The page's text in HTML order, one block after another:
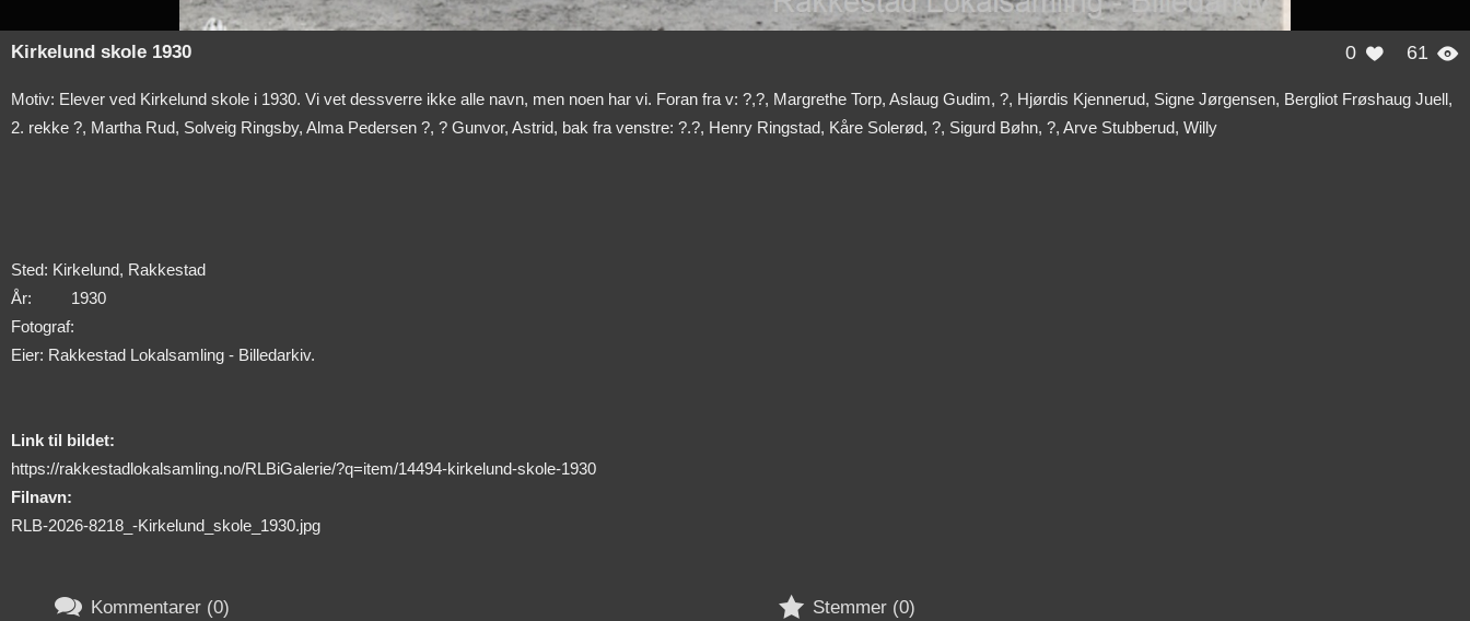
0  61 
Kirkelund skole 1930
Motiv: Elever ved Kirkelund skole i 1930. Vi vet dessverre ikke alle navn, men noen har vi. Foran fra v: ?,?, Margrethe Torp, Aslaug Gudim, ?, Hjørdis Kjennerud, Signe Jørgensen, Bergliot Frøshaug Juell,
2. rekke ?, Martha Rud, Solveig Ringsby, Alma Pedersen ?, ? Gunvor, Astrid, bak fra venstre: ?.?, Henry Ringstad, Kåre Solerød, ?, Sigurd Bøhn, ?, Arve Stubberud, Willy
Sted: Kirkelund, Rakkestad
År:
1930
Fotograf:
Eier: Rakkestad Lokalsamling - Billedarkiv.
Link til bildet:
https://rakkestadlokalsamling.no/RLBiGalerie/?q=item/14494-kirkelund-skole-1930
Filnavn:
RLB-2026-8218_-Kirkelund_skole_1930.jpg
 Stemmer (0)
 Kommentarer (0)